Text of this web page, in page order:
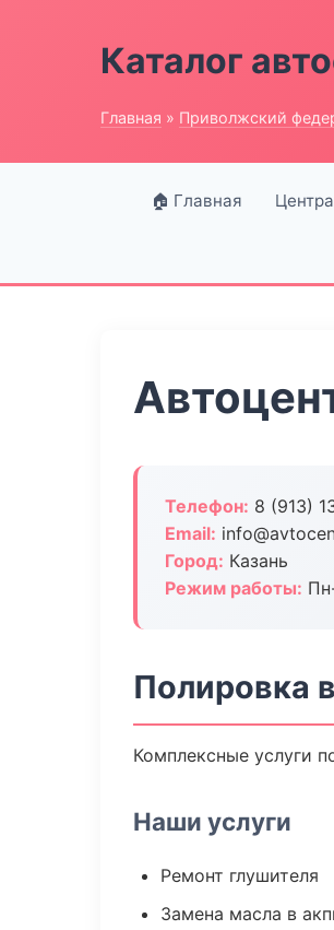
Каталог
Главная » Приволжский
🏠 Главная
Телефон: 8 (913)
Email:
Город: Казань
Режим работы:
Полировка
Комплексные услуги
Наши услуги
Ремонт глушителя
Замена масла в